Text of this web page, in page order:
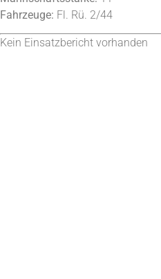
Fahrzeuge: Fl. Rü. 2/44
Kein Einsatzbericht vorhanden